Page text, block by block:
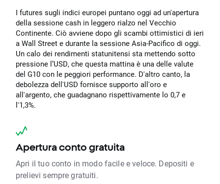
I futures sugli indici europei puntano oggi ad un'apertura
della sessione cash in leggero rialzo nel Vecchio
Continente. Ciò avviene dopo gli scambi ottimistici di ieri
a Wall Street e durante la sessione Asia-Pacifico di oggi.
Un calo dei rendimenti statunitensi sta mettendo sotto
pressione l’USD, che questa mattina è una delle valute
del G10 con le peggiori performance. D'altro canto, la
debolezza dell'USD fornisce supporto all'oro e
all'argento, che guadagnano rispettivamente lo 0,7 e
l'1,3%.
Apertura conto gratuita
Apri il tuo conto in modo facile e veloce. Depositi e
prelievi sempre gratuiti.